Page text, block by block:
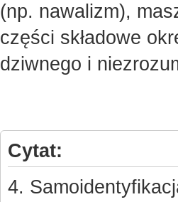
(np. nawalizm),
części składowe
dziwnego i
Cytat:
4.